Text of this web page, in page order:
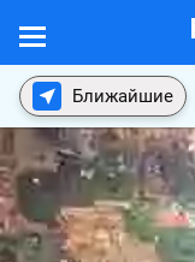
Ближайшие